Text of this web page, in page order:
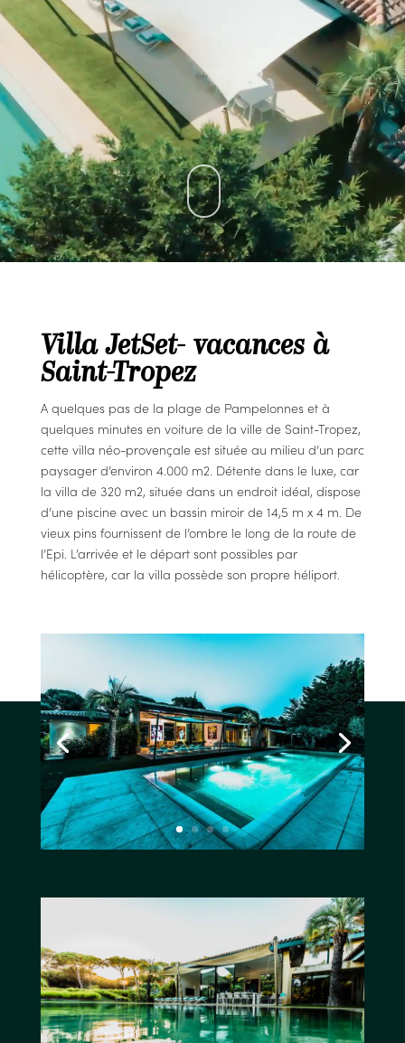
Villa JetSet- vacances à
Saint-Tropez
A quelques pas de la plage de Pampelonnes et à
quelques minutes en voiture de la ville de Saint-Tropez,
cette villa néo-provençale est située au milieu d’un parc
paysager d’environ 4.000 m2. Détente dans le luxe, car
la villa de 320 m2, située dans un endroit idéal, dispose
d’une piscine avec un bassin miroir de 14,5 m x 4 m. De
vieux pins fournissent de l’ombre le long de la route de
l’Epi. L’arrivée et le départ sont possibles par
hélicoptère, car la villa possède son propre héliport.